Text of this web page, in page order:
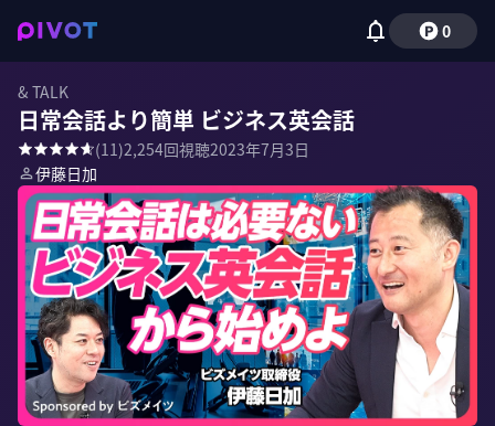
0
& TALK
日常会話より簡単 ビジネス英会話
(11)2,254回視聴2023年7月3日
伊藤日加